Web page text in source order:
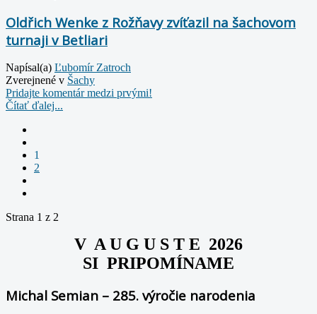
Oldřich Wenke z Rožňavy zvíťazil na šachovom
turnaji v Betliari
Napísal(a) Ľubomír Zatroch
Zverejnené v Šachy
Pridajte komentár medzi prvými!
Čítať ďalej...
1
2
Strana 1 z 2
V A U G U S T E 2026
SI PRIPOMÍNAME
Michal Semian – 285. výročie narodenia